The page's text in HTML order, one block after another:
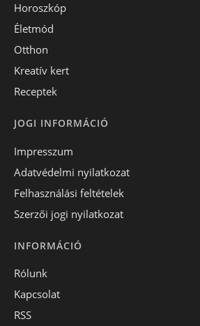
Horoszkóp
Életmód
Otthon
Kreatív kert
Receptek
JOGI INFORMÁCIÓ
Impresszum
Adatvédelmi nyilatkozat
Felhasználási feltételek
Szerzői jogi nyilatkozat
INFORMÁCIÓ
Rólunk
Kapcsolat
RSS